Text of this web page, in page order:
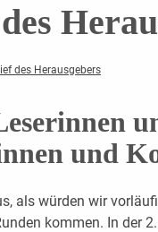
des Herausgebers
und
als würden wir
kommen. In der